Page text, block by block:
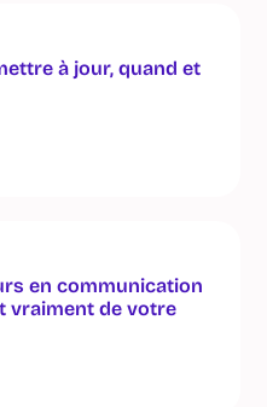
à jour, quand et
en communication
vraiment de votre